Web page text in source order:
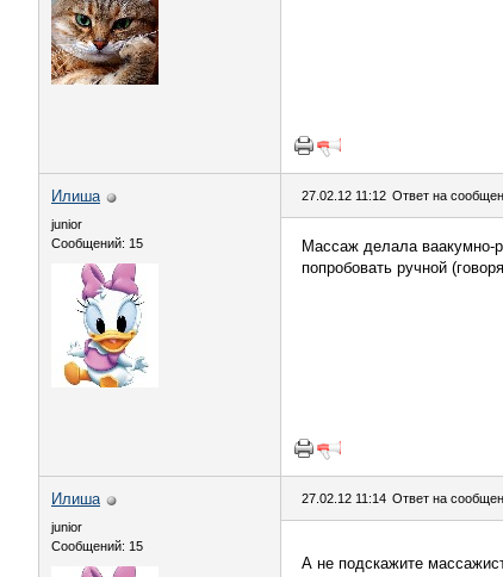
Илиша
junior
Сообщений: 15
27.02.12 11:12 Ответ на
Массаж делала ваакумно-
попробовать ручной
Илиша
junior
Сообщений: 15
27.02.12 11:14 Ответ на
А не подскажите